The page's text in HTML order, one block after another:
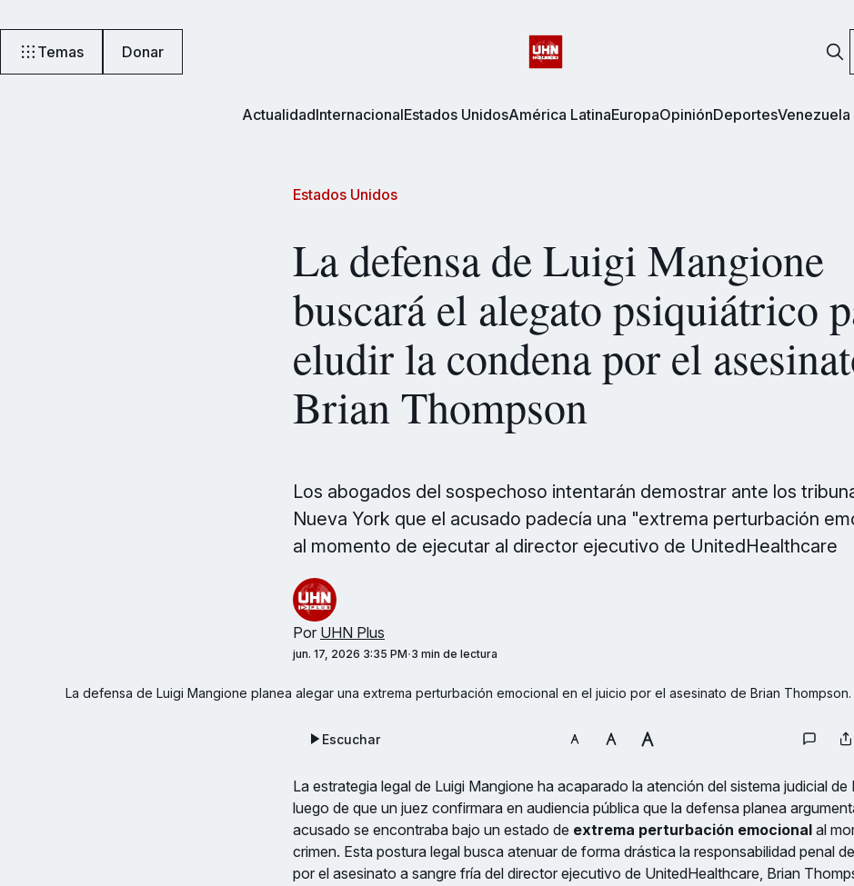
Temas Donar
ActualidadInternacionalEstados UnidosAmérica LatinaEuropaOpiniónDeportesVenezuela
Estados Unidos
La defensa de Luigi Mangione
buscará el alegato psiquiátrico
eludir la condena por el
Brian Thompson
Los abogados del sospechoso intentarán demostrar ante los
Nueva York que el acusado padecía una "extrema perturbación
al momento de ejecutar al director ejecutivo de UnitedHealthcare
Por UHN Plus
jun. 17, 2026 3:35 PM 3 min de lectura
La defensa de Luigi Mangione planea alegar una extrema perturbación emocional en el juicio por el asesinato de Brian Thompson.
Escuchar
La estrategia legal de Luigi Mangione ha acaparado la atención del sistema judicial de
luego de que un juez confirmara en audiencia pública que la defensa planea
acusado se encontraba bajo un estado de extrema perturbación emocional al
crimen. Esta postura legal busca atenuar de forma drástica la responsabilidad penal
por el asesinato a sangre fría del director ejecutivo de UnitedHealthcare, Brian